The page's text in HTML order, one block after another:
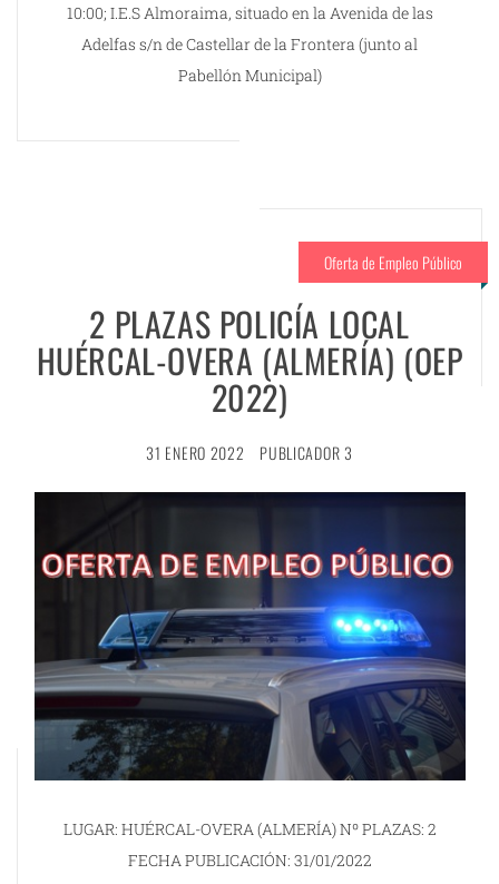
10:00; I.E.S Almoraima, situado en la Avenida de las
Adelfas s/n de Castellar de la Frontera (junto al
Pabellón Municipal)
Oferta de Empleo Público
2 PLAZAS POLICÍA LOCAL
HUÉRCAL-OVERA (ALMERÍA) (OEP
2022)
31 ENERO 2022 PUBLICADOR 3
LUGAR: HUÉRCAL-OVERA (ALMERÍA) Nº PLAZAS: 2
FECHA PUBLICACIÓN: 31/01/2022